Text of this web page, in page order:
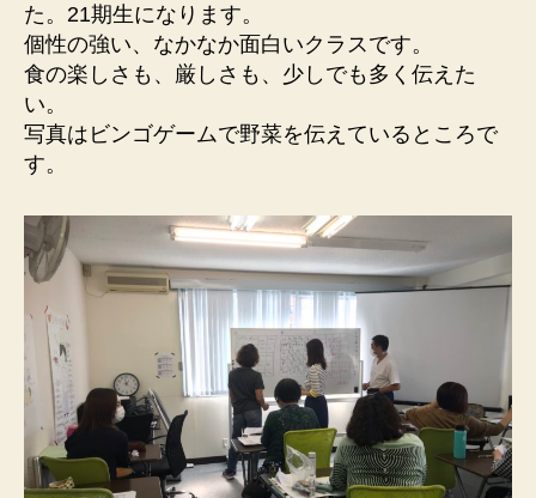
た。21期生になります。
個性の強い、なかなか面白いクラスです。
食の楽しさも、厳しさも、少しでも多く伝えた
い。
写真はビンゴゲームで野菜を伝えているところで
す。